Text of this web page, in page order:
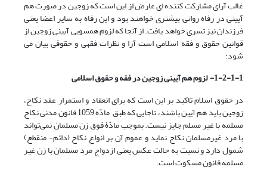
غالب آرای مشارکت کننده ای عارض از این است که زوجین در صورت هم
آیینی در رفاه روانی بیشتری خواهند بود و این رفاه به سایر اعضا یعنی
فرزندان نیز تسری خواهد یافت. از آنجا که لزوم همسویی آیینی زوجین از
قوانین حقوق و فقه اسلامی است آرا و نظرات فقهی و حقوقی بیان می
شود:
1-2-1-1- لزوم هم آیینی زوجین در فقه و حقوق اسلامی
در حقوق اسلام تاکید بر این است که برای انعقاد و استمرار عقد نکاح،
زوجین باید هم آیین باشند، تاجایی که طبق مادّه 1059 قانون مدنی نکاح
مسلمه با غیر مسلم جایز نیست. بموجب مادّۀ فوق زن مسلمان نمی‌تواند
با مرد غیرمسلمان نکاح نماید و عموم آن بر انواع نکاح (دائم- منقطع)
شمول دارد و نسبت به حالت عکس یعنی ازدواج مرد مسلمان با زن غیر
مسلمه قانون مسکوت است.